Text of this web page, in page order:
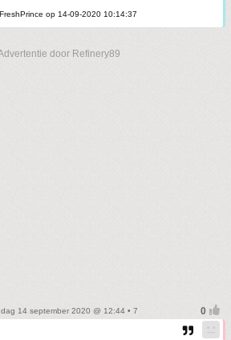
op 14-09-2020 10:14:37
door Refinery89
14 september 2020 @ 12:44 • 7